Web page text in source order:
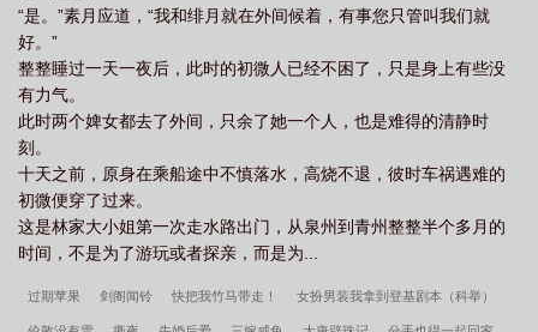
“是。”素月应道，“我和绯月就在外间候着，有事您只管叫我们就
好。”
整整睡过一天一夜后，此时的初微人已经不困了，只是身上有些没
有力气。
此时两个婢女都去了外间，只余了她一个人，也是难得的清静时
刻。
十天之前，原身在乘船途中不慎落水，高烧不退，彼时车祸遇难的
初微便穿了过来。
这是林家大小姐第一次走水路出门，从泉州到青州整整半个多月的
时间，不是为了游玩或者探亲，而是为...
过期苹果 剑阁闻铃 快把我竹马带走！ 女扮男装我拿到登基剧本（科举）